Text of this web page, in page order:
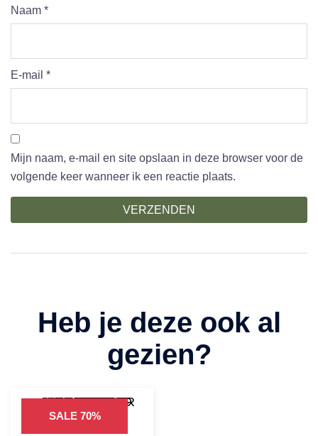
Naam *
E-mail *
Mijn naam, e-mail en site opslaan in deze browser voor de
volgende keer wanneer ik een reactie plaats.
SALE 70%